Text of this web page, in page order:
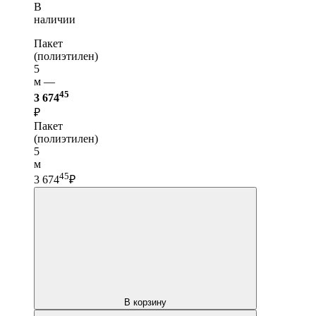
В
наличии
Пакет
(полиэтилен)
5
м —
3 67445
₽
Пакет
(полиэтилен)
5
м
3 67445₽
В корзину